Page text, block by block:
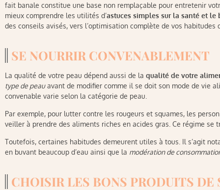
fait banale constitue une base non remplaçable pour entretenir
mieux comprendre les utilités d’astuces simples sur la santé et le
des conseils avisés, vers l’optimisation complète de vos habitudes
SE NOURRIR CONVENABLEMENT
La qualité de votre peau dépend aussi de la qualité de votre
type de peauavant de modifier comme il se doit son mode de vie
convenable varie selon la catégorie de peau.
Par exemple, pour lutter contre les rougeurs et squames, les
veiller à prendre des aliments riches en acides gras. Ce régime se
Toutefois, certaines habitudes demeurent utiles à tous. Il s’agit
en buvant beaucoup d’eau ainsi que la modération de
CHOISIR LES BONS PRODUITS DE